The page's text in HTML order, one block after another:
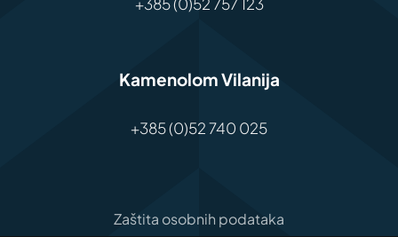
Kamenolom Vilanija
+385 (0)52 740 025
Zaštita osobnih podataka